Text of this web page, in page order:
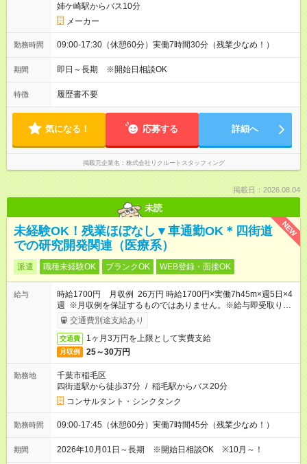
姉ケ崎駅からバス10分
メーカー
勤務時間 09:00-17:30（休憩60分）実働7時間30分（残業少なめ！）
期間 即日～長期 ※開始日相談OK
特徴 履歴書不要
気になる！ 応募する 詳細へ
掲載元企業名 株式会社リクルートスタッフィング
掲載日：2026.08.04
未読
NEW
未経験OK！残業ほぼなし▼車通勤OK＊四街道
での研究開発関連（医療系）
派遣 職種未経験OK ブランクOK WEB登録・面接OK
給与
時給1700円 月収例 26万円 時給1700円×実働7h45m×週5日×4
週 ※月収例を保証するものではありません。※給与即受取りサ
ービス利用可（利用条件有）
交通費別途支給あり
交通費 1ヶ月3万円を上限として実費支給
月収例 25～30万円
勤務地
千葉市稲毛区
四街道駅から徒歩37分 / 稲毛駅からバス20分
コンサルタント・シンクタンク
勤務時間 09:00-17:45（休憩60分）実働7時間45分（残業少なめ！）
期間 2026年10月01日～長期 ※開始日相談OK ※10月～！